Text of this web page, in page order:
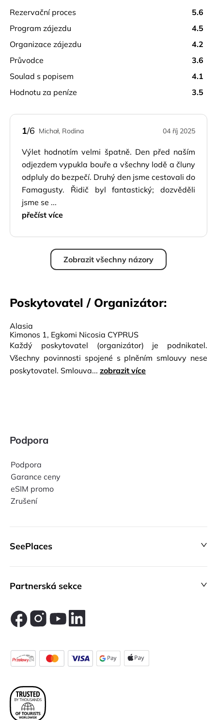
rezervační proces
5.6
program zájezdu
4.5
organizace zájezdu
4.2
průvodce
3.6
soulad s popisem
4.1
hodnotu za peníze
3.5
1/6 Michał, Rodina 04 říj 2025
Výlet hodnotím velmi špatně. Den před naším
odjezdem vypukla bouře a všechny lodě a čluny
odpluly do bezpečí. Druhý den jsme cestovali do
Famagusty. Řidič byl fantastický; dozvěděli
jsme se ...
přečíst více
Zobrazit všechny názory
Poskytovatel / Organizátor:
Alasia
Kimonos 1, Egkomi Nicosia CYPRUS
Každý poskytovatel (organizátor) je podnikatel.
Všechny povinnosti spojené s plněním smlouvy nese
poskytovatel. Smlouva... zobrazit více
Podpora
Podpora
Garance ceny
eSIM promo
Zrušení
SeePlaces
Partnerská sekce